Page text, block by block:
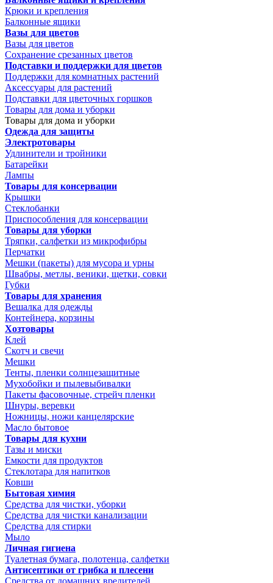
Крюки и крепления
Балконные ящики
Вазы для цветов
Вазы для цветов
Сохранение срезанных цветов
Подставки и поддержки для цветов
Поддержки для комнатных растений
Аксессуары для растений
Подставки для цветочных горшков
Товары для дома и уборки
Товары для дома и уборки
Одежда для защиты
Электротовары
Удлинители и тройники
Батарейки
Лампы
Товары для консервации
Крышки
Стеклобанки
Приспособления для консервации
Товары для уборки
Тряпки, салфетки из микрофибры
Перчатки
Мешки (пакеты) для мусора и урны
Швабры, метлы, веники, щетки, совки
Губки
Товары для хранения
Вешалка для одежды
Контейнера, корзины
Хозтовары
Клей
Скотч и свечи
Мешки
Тенты, пленки солнцезащитные
Мухобойки и пылевыбивалки
Пакеты фасовочные, стрейч пленки
Шнуры, веревки
Ножницы, ножи канцелярские
Масло бытовое
Товары для кухни
Тазы и миски
Емкости для продуктов
Стеклотара для напитков
Ковши
Бытовая химия
Средства для чистки, уборки
Средства для чистки канализации
Средства для стирки
Мыло
Личная гигиена
Туалетная бумага, полотенца, салфетки
Антисептики от грибка и плесени
Средства от домашних вредителей